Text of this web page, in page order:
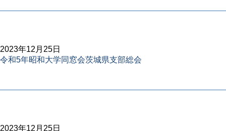
2023年12月25日
令和5年昭和大学同窓会茨城県支部総会
2023年12月25日